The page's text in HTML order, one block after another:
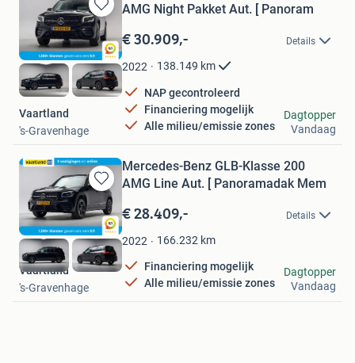
Bewaren
in
Mijn
Favorieten
AMG Night Pakket Aut. [ Panoram
€ 30.909,- Details
2022 138.149 km
NAP gecontroleerd
Financiering mogelijk
Alle milieu/emissie zones
Vaartland
's-Gravenhage
Dagtopper
Vandaag
Bewaren
in
Mijn
Favorieten
Mercedes-Benz GLB-Klasse 200
AMG Line Aut. [ Panoramadak Mem
€ 28.409,- Details
2022 166.232 km
Financiering mogelijk
Alle milieu/emissie zones
Vaartland
's-Gravenhage
Dagtopper
Vandaag